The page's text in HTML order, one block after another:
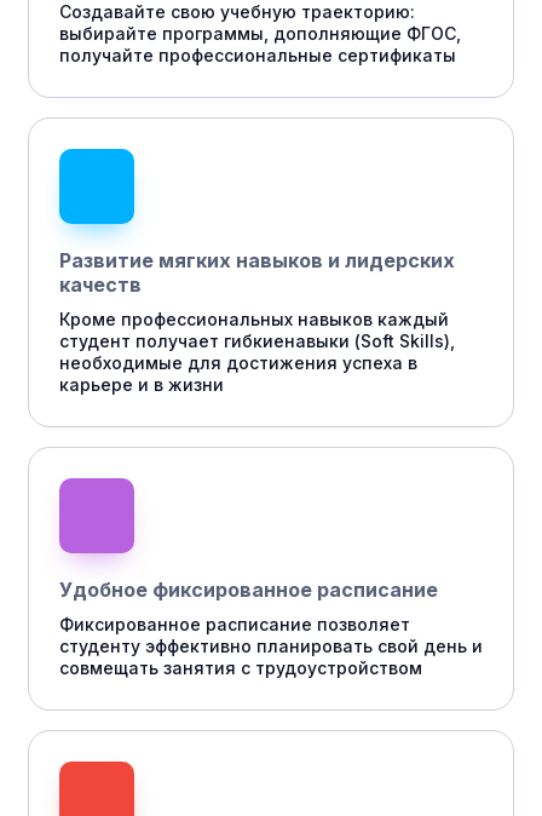
Создавайте свою учебную траекторию:
выбирайте программы, дополняющие ФГОС,
получайте профессиональные сертификаты
Развитие мягких навыков и лидерских
качеств
Кроме профессиональных навыков каждый
студент получает гибкиенавыки (Soft Skills),
необходимые для достижения успеха в
карьере и в жизни
Удобное фиксированное расписание
Фиксированное расписание позволяет
студенту эффективно планировать свой день и
совмещать занятия с трудоустройством